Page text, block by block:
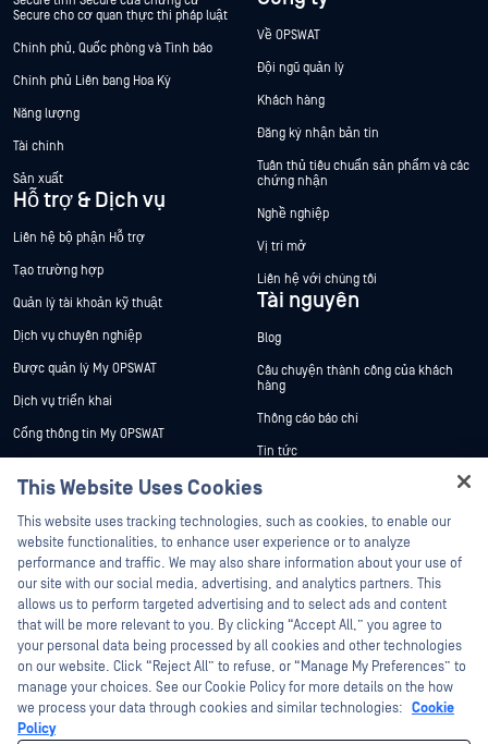
Secure cho cơ quan thực thi pháp luật
Chính phủ, Quốc phòng và Tình báo
Chính phủ Liên bang Hoa Kỳ
Năng lượng
Tài chính
Sản xuất
Hỗ trợ & Dịch vụ
Liên hệ bộ phận Hỗ trợ
Tạo trường hợp
Quản lý tài khoản kỹ thuật
Dịch vụ chuyên nghiệp
Được quản lý My OPSWAT
Dịch vụ triển khai
Cổng thông tin My OPSWAT
Đào tạo
Chương trình Xử lý Lỗ hổng Bảo mật
Đối tác
Chứng nhận
Đối tác công nghệ
Chương trình đối tác kênh phân phối
Về OPSWAT
Đội ngũ quản lý
Khách hàng
Đăng ký nhận bản tin
Tuân thủ tiêu chuẩn sản phẩm và các
chứng nhận
Nghề nghiệp
Vị trí mở
Liên hệ với chúng tôi
Tài nguyên
Blog
Câu chuyện thành công của khách
hàng
Thông cáo báo chí
Tin tức
Sự kiện
Hội thảo trên trực tuyến
Datasheets
White Papers
Công cụ miễn phí
©2026 OPSWAT Công ty TNHH. Mọi quyền được bảo lưu. OPSWAT , MetaDefender
Metascan, MetaAccess , cái OPSWAT Logo, Không tin tưởng bất kỳ tệp tin nào.
Không tin tưởng bất kỳ thiết bị nào. OPSWAT Academy Bảo vệ thế giới cơ sở hạ
This Website Uses Cookies
This website uses tracking technologies, such as cookies, to enable our
website functionalities, to enhance user experience or to analyze
performance and traffic. We may also share information about your use of
our site with our social media, advertising, and analytics partners. This
allows us to perform targeted advertising and to select ads and content
that will be more relevant to you. By clicking “Accept All,” you agree to
your personal data being processed by all cookies and other technologies
on our website. Click “Reject All” to refuse, or “Manage My Preferences” to
manage your choices. See our Cookie Policy for more details on the how
we process your data through cookies and similar technologies: Cookie
Policy
Hey there!
I'm Ozzy, your OPSWAT virtual assistant.
How can I help you secure what's critical
today?